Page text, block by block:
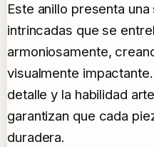
Este anillo presenta
intrincadas que se
armoniosamente,
visualmente
detalle y la habilidad
garantizan que cada
duradera.